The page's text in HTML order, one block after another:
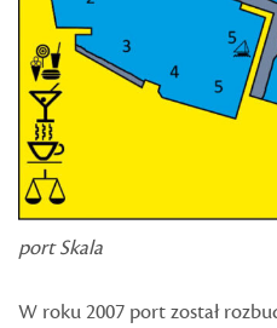
port Skala
W roku 2007 port został